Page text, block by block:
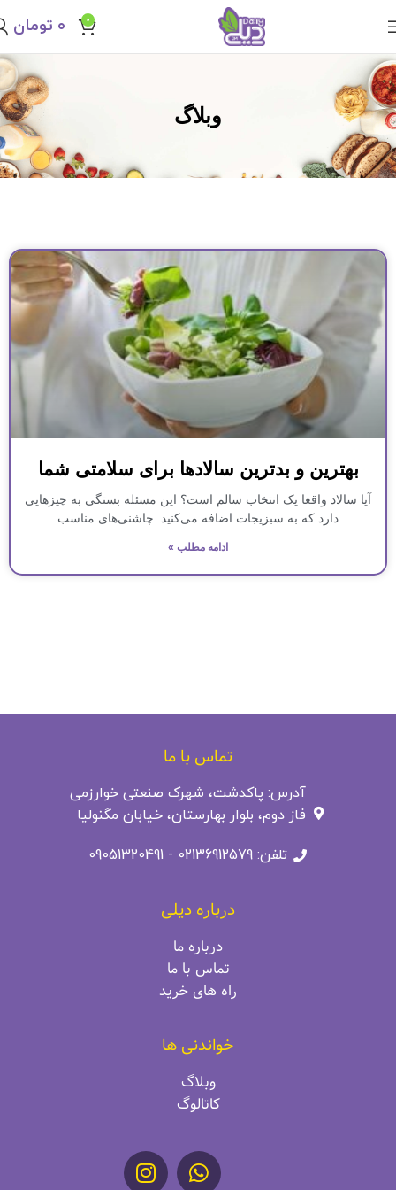
0 ۰ تومان
وبلاگ
بهترین و بدترین سالادها برای سلامتی شما
آیا سالاد واقعا یک انتخاب سالم است؟ این مسئله بستگی به چیزهایی
دارد که به سبزیجات اضافه می‌کنید. چاشنی‌های مناسب
ادامه مطلب »
تماس با ما
آدرس: پاکدشت، شهرک صنعتی خوارزمی
فاز دوم، بلوار بهارستان، خیابان مگنولیا
تلفن: 02136912579 - 09051320491
درباره دیلی
درباره ما
تماس با ما
راه‌ های خرید
خواندنی ها
وبلاگ
کاتالوگ